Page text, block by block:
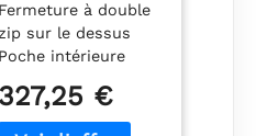
Fermeture à double
sur le dessus
Poche intérieure
extérieure plaquée
en faille
327,25 €